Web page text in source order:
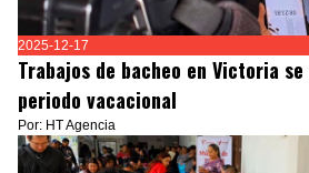
2025-12-17
Trabajos de bacheo en Victoria
periodo vacacional
Por: HT Agencia